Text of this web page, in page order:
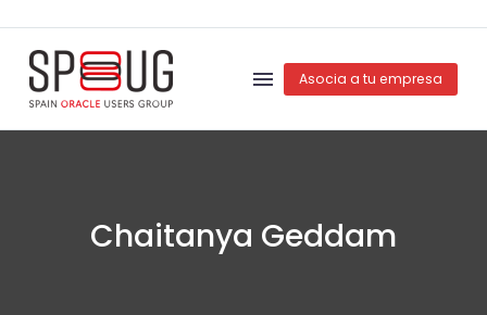
Asocia a tu empresa
Chaitanya Geddam